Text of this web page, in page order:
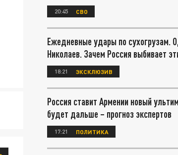
20:45 СВО
Ежедневные удары по сухогрузам.
Николаев. Зачем Россия выбивает
18:21 ЭКСКЛЮЗИВ
Россия ставит Армении новый
будет дальше – прогноз экспертов
17:21 ПОЛИТИКА